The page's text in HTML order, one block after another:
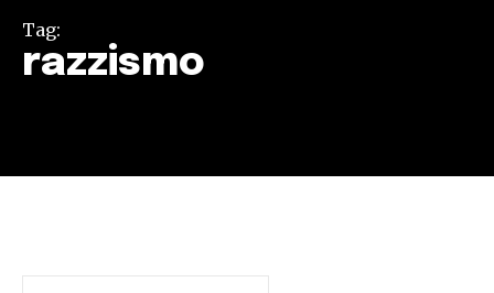
Tag:
razzismo